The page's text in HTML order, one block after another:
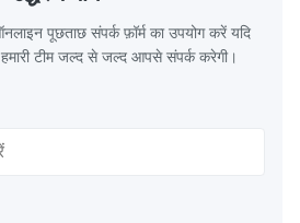
T 3094-2000,
Material
Q235,
पूछताछ संपर्क फ़ॉर्म का उपयोग करें यदि
टीम जल्द से जल्द आपसे संपर्क करेगी।